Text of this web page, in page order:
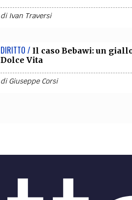
di Ivan Traversi
DIRITTO / Il caso Bebawi: un
Dolce Vita
diGiuseppe Corsi